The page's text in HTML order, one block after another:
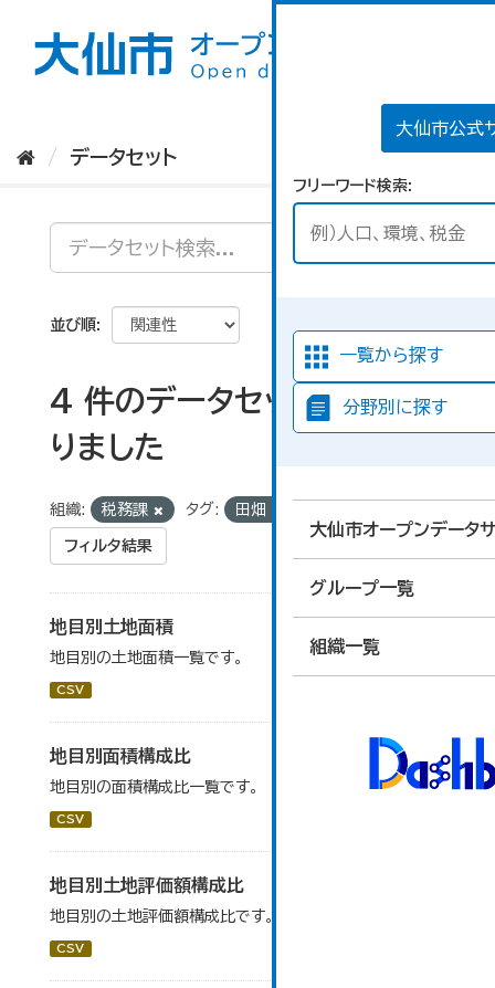
大仙市公式
フリーワード検索
一覧から探す
分野別に探す
大仙市オープンデータ
グループ一覧
組織一覧
データセット
並び順
4 件のデータセットが見つか
りました
組織: 税務課 タグ: 田畑
フィルタ結果
地目別土地面積
地目別の土地面積一覧です。
CSV
地目別面積構成比
地目別の面積構成比一覧です。
CSV
地目別土地評価額構成比
地目別の土地評価額構成比です。
CSV